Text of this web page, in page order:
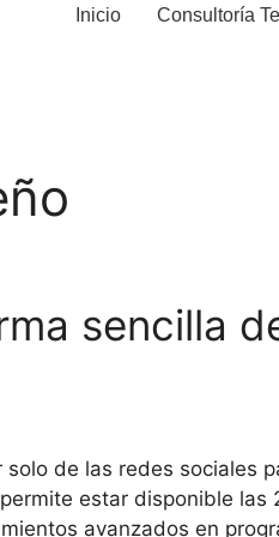
Inicio Consultoría
sencilla
de las redes sociales
estar disponible
avanzados en